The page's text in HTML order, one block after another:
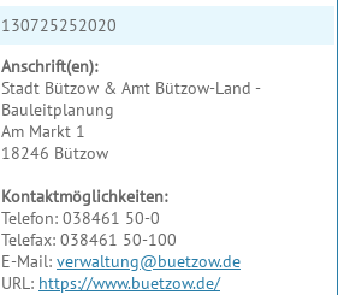
130725252020
Anschrift(en):
Stadt Bützow & Amt Bützow-Land -
Bauleitplanung
Am Markt 1
18246 Bützow
Kontaktmöglichkeiten:
Telefon: 038461 50-0
Telefax: 038461 50-100
E-Mail: verwaltung@buetzow.de
URL: https://www.buetzow.de/